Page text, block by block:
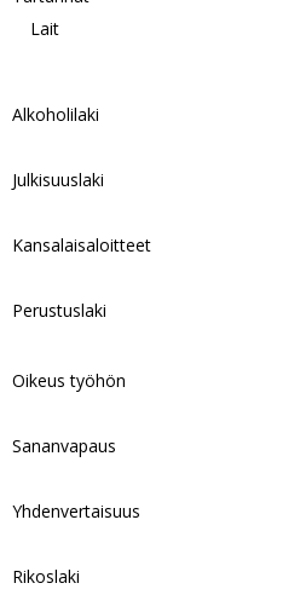
Lait
Alkoholilaki
Julkisuuslaki
Kansalaisaloitteet
Perustuslaki
Oikeus työhön
Sananvapaus
Yhdenvertaisuus
Rikoslaki